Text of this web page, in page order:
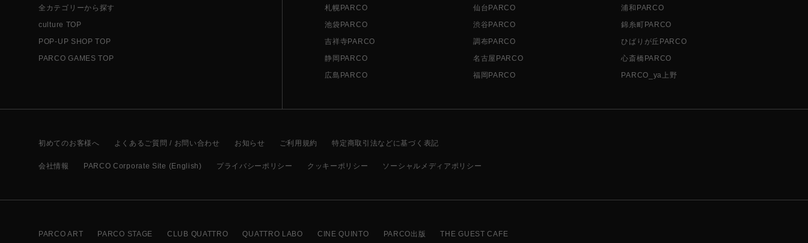
全カテゴリーから探す
culture TOP
POP-UP SHOP TOP
PARCO GAMES TOP
札幌PARCO 仙台PARCO
浦和PARCO
池袋PARCO
渋谷PARCO
錦糸町PARCO
吉祥寺PARCO
調布PARCO
ひばりが丘PARCO
静岡PARCO
名古屋PARCO
心斎橋PARCO
広島PARCO
福岡PARCO PARCO_ya上野
初めてのお客様へ よくあるご質問 / お問い合わせ お知らせ ご利用規約 特定商取引法などに基づく表記
会社情報 PARCO Corporate Site (English) プライバシーポリシー クッキーポリシー ソーシャルメディアポリシー
PARCO ART PARCO STAGE CLUB QUATTRO QUATTRO LABO CINE QUINTO PARCO出版 THE GUEST CAFE